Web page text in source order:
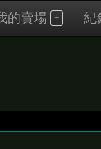
的賣場 紀